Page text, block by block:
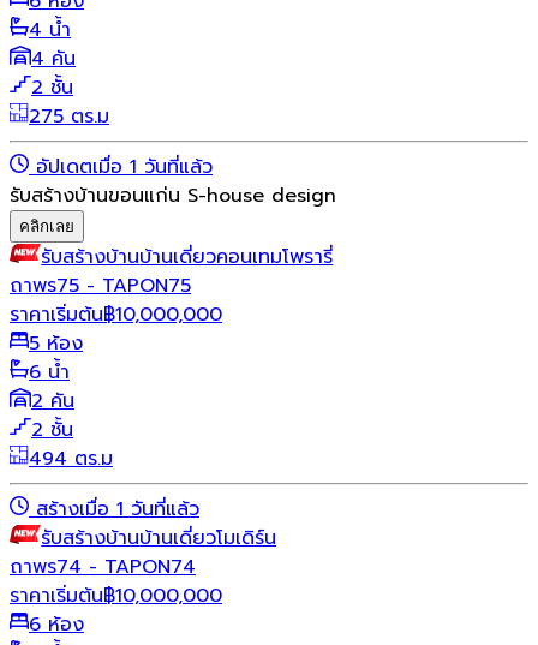
4 น้ำ
4 คัน
2 ชั้น
275 ตร.ม
อัปเดตเมื่อ 1 วันที่แล้ว
รับสร้างบ้านขอนแก่น S-house design
คลิกเลย
รับสร้างบ้านบ้านเดี่ยวคอนเทมโพรารี่
ถาพร75 - TAPON75
ราคาเริ่มต้น฿10,000,000
5 ห้อง
6 น้ำ
2 คัน
2 ชั้น
494 ตร.ม
สร้างเมื่อ 1 วันที่แล้ว
รับสร้างบ้านบ้านเดี่ยวโมเดิร์น
ถาพร74 - TAPON74
ราคาเริ่มต้น฿10,000,000
6 ห้อง